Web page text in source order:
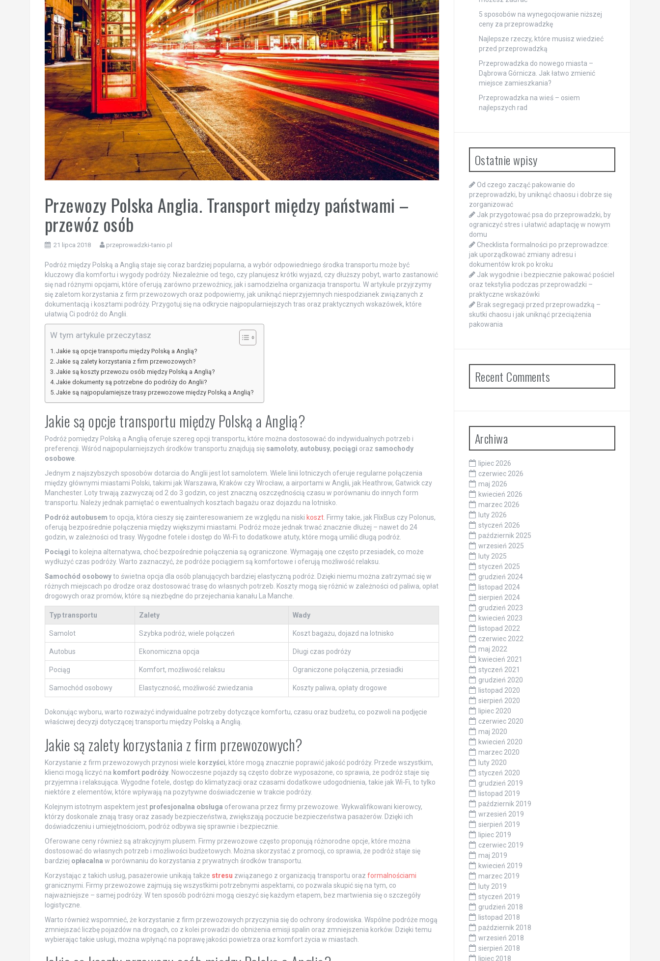
Przewozy Polska Anglia. Transport między państwami –
przewóz osób
21 lipca 2018 przeprowadzki-tanio.pl
Podróż między Polską a Anglią staje się coraz bardziej popularna, a wybór odpowiedniego środka transportu może być
kluczowy dla komfortu i wygody podróży. Niezależnie od tego, czy planujesz krótki wyjazd, czy dłuższy pobyt, warto zastanowić
się nad różnymi opcjami, które oferują zarówno przewoźnicy, jak i samodzielna organizacja transportu. W artykule przyjrzymy
się zaletom korzystania z firm przewozowych oraz podpowiemy, jak uniknąć nieprzyjemnych niespodzianek związanych z
dokumentacją i kosztami podróży. Przygotuj się na odkrycie najpopularniejszych tras oraz praktycznych wskazówek, które
ułatwią Ci podróż do Anglii.
W tym artykule przeczytasz
Jakie są opcje transportu między Polską a Anglią?
Jakie są zalety korzystania z firm przewozowych?
Jakie są koszty przewozu osób między Polską a Anglią?
Jakie dokumenty są potrzebne do podróży do Anglii?
Jakie są najpopularniejsze trasy przewozowe między Polską a Anglią?
Jakie są opcje transportu między Polską a Anglią?
Podróż pomiędzy Polską a Anglią oferuje szereg opcji transportu, które można dostosować do indywidualnych potrzeb i
preferencji. Wśród najpopularniejszych środków transportu znajdują się samoloty, autobusy, pociągi oraz samochody
osobowe.
Jednym z najszybszych sposobów dotarcia do Anglii jest lot samolotem. Wiele linii lotniczych oferuje regularne połączenia
między głównymi miastami Polski, takimi jak Warszawa, Kraków czy Wrocław, a airportami w Anglii, jak Heathrow, Gatwick czy
Manchester. Loty trwają zazwyczaj od 2 do 3 godzin, co jest znaczną oszczędnością czasu w porównaniu do innych form
transportu. Należy jednak pamiętać o ewentualnych kosztach bagażu oraz dojazdu na lotnisko.
Podróż autobusem to opcja, która cieszy się zainteresowaniem ze względu na niski koszt. Firmy takie, jak FlixBus czy Polonus,
oferują bezpośrednie połączenia między większymi miastami. Podróż może jednak trwać znacznie dłużej – nawet do 24
godzin, w zależności od trasy. Wygodne fotele i dostęp do Wi-Fi to dodatkowe atuty, które mogą umilić długą podróż.
Pociągi to kolejna alternatywa, choć bezpośrednie połączenia są ograniczone. Wymagają one często przesiadek, co może
wydłużyć czas podróży. Warto zaznaczyć, że podróże pociągiem są komfortowe i oferują możliwość relaksu.
Samochód osobowyto świetna opcja dla osób planujących bardziej elastyczną podróż. Dzięki niemu można zatrzymać się w
różnych miejscach po drodze oraz dostosować trasę do własnych potrzeb. Koszty mogą się różnić w zależności od paliwa, opłat
drogowych oraz promów, które są niezbędne do przejechania kanału La Manche.
Typ transportu Zalety Wady
Samolot Szybka podróż, wiele połączeń Koszt bagażu, dojazd na lotnisko
Autobus Ekonomiczna opcja Długi czas podróży
Pociąg Komfort, możliwość relaksu Ograniczone połączenia, przesiadki
Samochód osobowy Elastyczność, możliwość zwiedzania Koszty paliwa, opłaty drogowe
Dokonując wyboru, warto rozważyć indywidualne potrzeby dotyczące komfortu, czasu oraz budżetu, co pozwoli na podjęcie
właściwej decyzji dotyczącej transportu między Polską a Anglią.
Jakie są zalety korzystania z firm przewozowych?
Korzystanie z firm przewozowych przynosi wiele korzyści, które mogą znacznie poprawić jakość podróży. Przede wszystkim,
klienci mogą liczyć na komfort podróży. Nowoczesne pojazdy są często dobrze wyposażone, co sprawia, że podróż staje się
przyjemna i relaksująca. Wygodne fotele, dostęp do klimatyzacji oraz czasami dodatkowe udogodnienia, takie jak Wi-Fi, to tylko
niektóre z elementów, które wpływają na pozytywne doświadczenie w trakcie podróży.
Kolejnym istotnym aspektem jest profesjonalna obsługa oferowana przez firmy przewozowe. Wykwalifikowani kierowcy,
którzy doskonale znają trasy oraz zasady bezpieczeństwa, zwiększają poczucie bezpieczeństwa pasażerów. Dzięki ich
doświadczeniu i umiejętnościom, podróż odbywa się sprawnie i bezpiecznie.
Oferowane ceny również są atrakcyjnym plusem. Firmy przewozowe często proponują różnorodne opcje, które można
dostosować do własnych potrzeb i możliwości budżetowych. Można skorzystać z promocji, co sprawia, że podróż staje się
bardziej opłacalna w porównaniu do korzystania z prywatnych środków transportu.
Korzystając z takich usług, pasażerowie unikają także stresu związanego z organizacją transportu oraz formalnościami
granicznymi. Firmy przewozowe zajmują się wszystkimi potrzebnymi aspektami, co pozwala skupić się na tym, co
najważniejsze – samej podróży. W ten sposób podróżni mogą cieszyć się każdym etapem, bez martwienia się o szczegóły
logistyczne.
Warto również wspomnieć, że korzystanie z firm przewozowych przyczynia się do ochrony środowiska. Wspólne podróże mogą
zmniejszać liczbę pojazdów na drogach, co z kolei prowadzi do obniżenia emisji spalin oraz zmniejszenia korków. Dzięki temu
wybierając takie usługi, można wpłynąć na poprawę jakości powietrza oraz komfort życia w miastach.
5 sposobów na wynegocjowanie niższej
ceny za przeprowadzkę
Najlepsze rzeczy, które musisz wiedzieć
przed przeprowadzką
Przeprowadzka do nowego miasta –
Dąbrowa Górnicza. Jak łatwo zmienić
miejsce zamieszkania?
Przeprowadzka na wieś – osiem
najlepszych rad
Ostatnie wpisy
Od czego zacząć pakowanie do
przeprowadzki, by uniknąć chaosu i dobrze się
zorganizować
Jak przygotować psa do przeprowadzki, by
ograniczyć stres i ułatwić adaptację w nowym
domu
Checklista formalności po przeprowadzce:
jak uporządkować zmiany adresu i
dokumentów krok po kroku
Jak wygodnie i bezpiecznie pakować pościel
oraz tekstylia podczas przeprowadzki –
praktyczne wskazówki
Brak segregacji przed przeprowadzką –
skutki chaosu i jak uniknąć przeciążenia
pakowania
Recent Comments
Archiwa
lipiec 2026
czerwiec 2026
maj 2026
kwiecień 2026
marzec 2026
luty 2026
styczeń 2026
październik 2025
wrzesień 2025
luty 2025
styczeń 2025
grudzień 2024
listopad 2024
sierpień 2024
grudzień 2023
kwiecień 2023
listopad 2022
czerwiec 2022
maj 2022
kwiecień 2021
styczeń 2021
grudzień 2020
listopad 2020
sierpień 2020
lipiec 2020
czerwiec 2020
maj 2020
kwiecień 2020
marzec 2020
luty 2020
styczeń 2020
grudzień 2019
listopad 2019
październik 2019
wrzesień 2019
sierpień 2019
lipiec 2019
czerwiec 2019
maj 2019
kwiecień 2019
marzec 2019
luty 2019
styczeń 2019
grudzień 2018
listopad 2018
październik 2018
wrzesień 2018
sierpień 2018
lipiec 2018